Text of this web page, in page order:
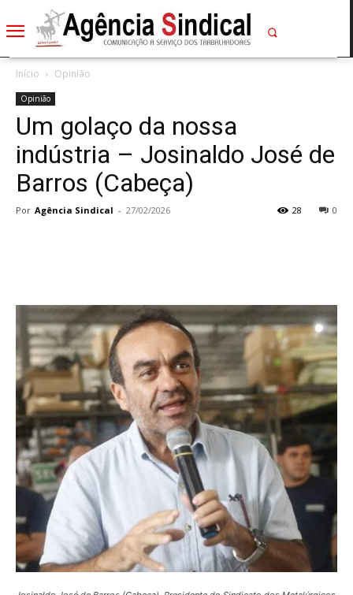
Início Opinião
Opinião
Um golaço da nossa
indústria – Josinaldo José de
Barros (Cabeça)
Por Agência Sindical - 27/02/2026 0
28